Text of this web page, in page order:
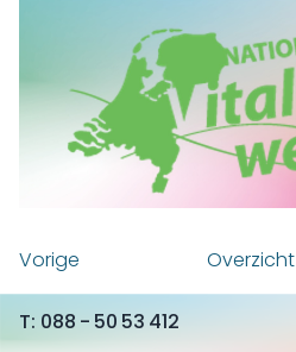
Vorige Overzicht
088 - 50 53 412